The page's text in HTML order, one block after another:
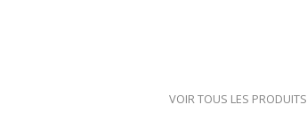
VOIR TOUS LES PRODUITS